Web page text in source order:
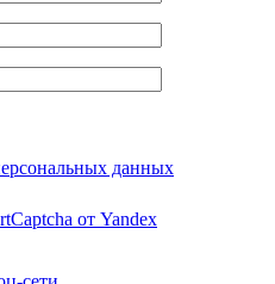
данных
от Yandex